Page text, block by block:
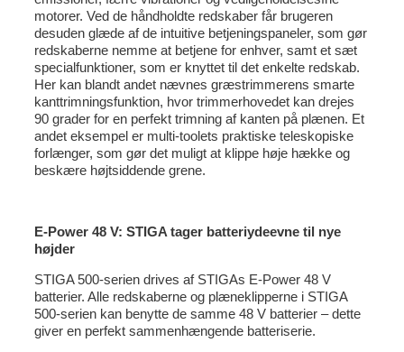
motorer. Ved de håndholdte redskaber får brugeren
desuden glæde af de intuitive betjeningspaneler, som gør
redskaberne nemme at betjene for enhver, samt et sæt
specialfunktioner, som er knyttet til det enkelte redskab.
Her kan blandt andet nævnes græstrimmerens smarte
kanttrimningsfunktion, hvor trimmerhovedet kan drejes
90 grader for en perfekt trimning af kanten på plænen. Et
andet eksempel er multi-toolets praktiske teleskopiske
forlænger, som gør det muligt at klippe høje hække og
beskære højtsiddende grene.
E-Power 48 V: STIGA tager batteriydeevne til nye
højder
STIGA 500-serien drives af STIGAs E-Power 48 V
batterier. Alle redskaberne og plæneklipperne i STIGA
500-serien kan benytte de samme 48 V batterier – dette
giver en perfekt sammenhængende batteriserie.